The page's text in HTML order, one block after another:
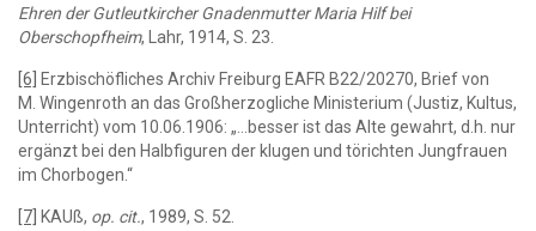
Ehren der Gutleutkircher Gnadenmutter Maria Hilf bei
Oberschopfheim, Lahr, 1914, S. 23.
[6]
Erzbischöfliches Archiv Freiburg EAFR B22/20270, Brief von
M. Wingenroth an das Großherzogliche Ministerium (Justiz, Kultus,
Unterricht) vom 10.06.1906: „…besser ist das Alte gewahrt, d.h. nur
ergänzt bei den Halbfiguren der klugen und törichten Jungfrauen
im Chorbogen.“
[7] KAUß, op. cit., 1989, S. 52.